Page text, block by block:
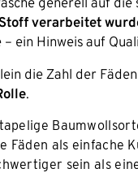
verarbeitet
ein Hinweis auf
die Zahl der
.
Fäden als einfache
sein als